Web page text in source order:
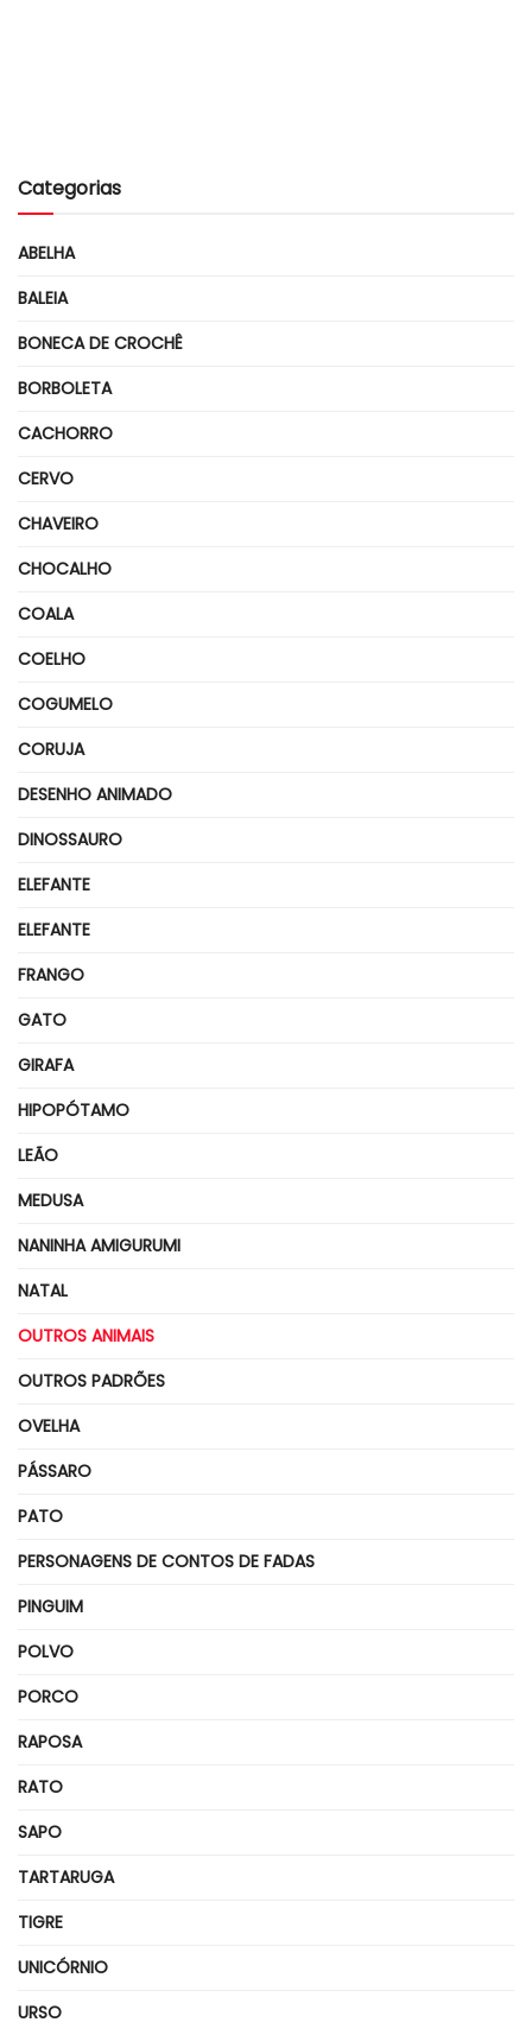
Categorias
ABELHA
BALEIA
BONECA DE CROCHÊ
BORBOLETA
CACHORRO
CERVO
CHAVEIRO
CHOCALHO
COALA
COELHO
COGUMELO
CORUJA
DESENHO ANIMADO
DINOSSAURO
ELEFANTE
ELEFANTE
FRANGO
GATO
GIRAFA
HIPOPÓTAMO
LEÃO
MEDUSA
NANINHA AMIGURUMI
NATAL
OUTROS ANIMAIS
OUTROS PADRÕES
OVELHA
PÁSSARO
PATO
PERSONAGENS DE CONTOS DE FADAS
PINGUIM
POLVO
PORCO
RAPOSA
RATO
SAPO
TARTARUGA
TIGRE
UNICÓRNIO
URSO